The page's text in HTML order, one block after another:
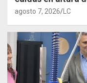
agosto 7, 2026 LC